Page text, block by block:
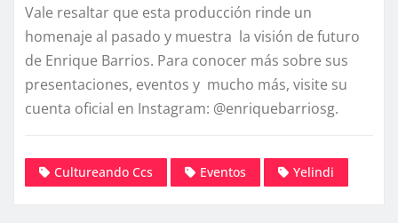
Vale resaltar que esta producción rinde un
homenaje al pasado y muestra la visión de futuro
de Enrique Barrios. Para conocer más sobre sus
presentaciones, eventos y mucho más, visite su
cuenta oficial en Instagram: @enriquebarriosg.
Cultureando Ccs Eventos Yelindi